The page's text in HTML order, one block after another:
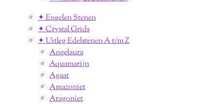
✦ Engelen Stenen
✦ Crystal Grids
✦ Uitleg Edelstenen A t/m Z
Angelaura
Aquamarijn
Agaat
Amazoniet
Aragoniet